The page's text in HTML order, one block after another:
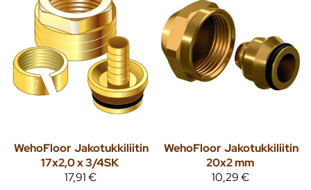
WehoFloorJakotukkiliitin
17x2,0 x 3/4SK
17,91 €
WehoFloorJakotukkiliitin
20x2 mm
10,29 €